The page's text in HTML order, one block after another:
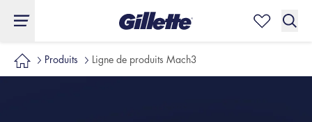
Produits Ligne de produits Mach3